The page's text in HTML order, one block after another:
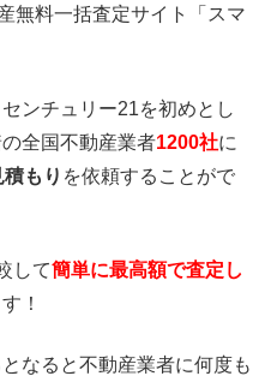
無料一括査定サイト「スマ
ンチュリー21を初めとし
全国不動産業者1200社に
もり を依頼することがで
して簡単に最高額で査定し
！
なると不動産業者に何度も